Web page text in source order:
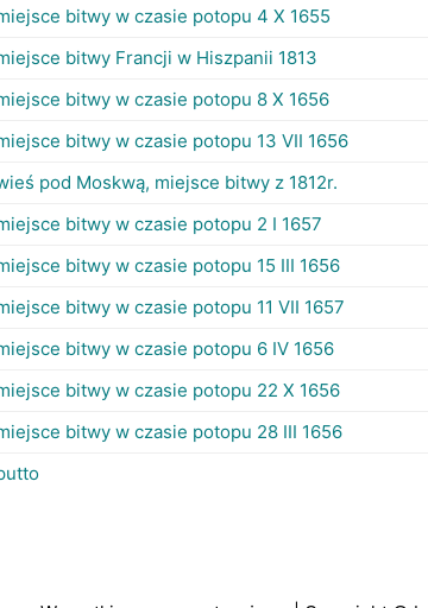
bitwy w czasie potopu 4 X 1655
bitwy Francji w Hiszpanii 1813
bitwy w czasie potopu 8 X 1656
bitwy w czasie potopu 13 VII 1656
pod Moskwą, miejsce bitwy z 1812r.
bitwy w czasie potopu 2 I 1657
bitwy w czasie potopu 15 III 1656
bitwy w czasie potopu 11 VII 1657
bitwy w czasie potopu 6 IV 1656
bitwy w czasie potopu 22 X 1656
bitwy w czasie potopu 28 III 1656